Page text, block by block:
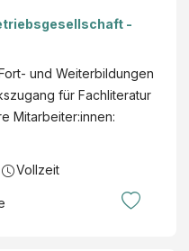
-
und Weiterbildungen
für Fachliteratur
Mitarbeiter:innen:
Vollzeit